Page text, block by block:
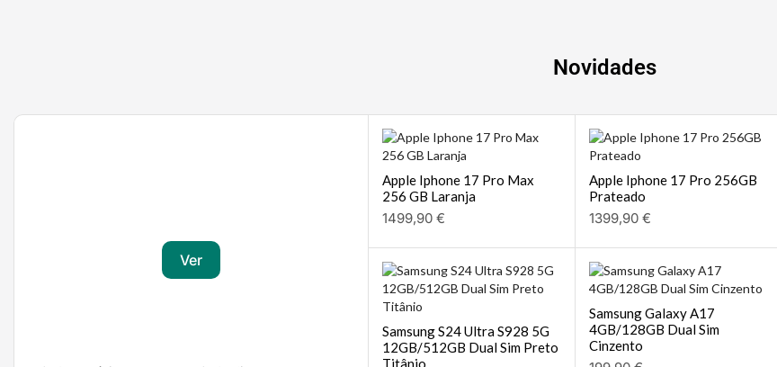
Novidades
Ver
Apple Iphone 17 Pro Max
256 GB Laranja
1499,90€
Apple Iphone 17 Pro 256GB
Prateado
1399,90 €
Samsung S24 Ultra S928 5G
12GB/512GB Dual Sim Preto
Titânio
Samsung Galaxy A17
4GB/128GB Dual Sim
Cinzento